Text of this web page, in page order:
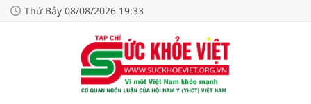
Thứ Bảy 08/08/2026 19:33